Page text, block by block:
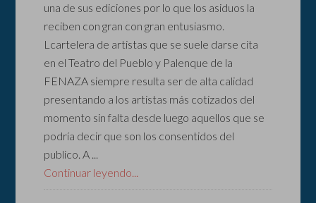
una de sus ediciones por lo que los asiduos la
reciben con gran con gran entusiasmo.
Lcartelera de artistas que se suele darse cita
en el Teatro del Pueblo y Palenque de la
FENAZA siempre resulta ser de alta calidad
presentando a los artistas más cotizados del
momento sin falta desde luego aquellos que se
podría decir que son los consentidos del
publico. A ...
Continuar leyendo...